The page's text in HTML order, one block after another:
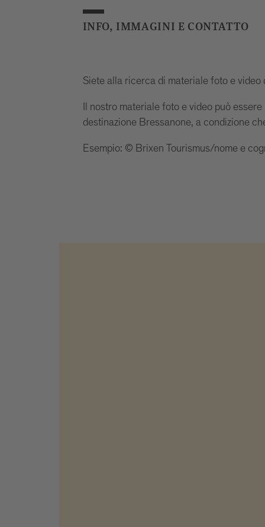
INFO, IMMAGINI E CONTATTO
Siete alla ricerca di materiale foto e
Il nostro materiale foto e video può
destinazione Bressanone, a condizione
Esempio: © Brixen Tourismus/nome e